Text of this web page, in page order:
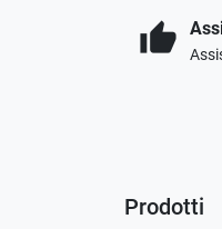
thumb_up
Prodotti